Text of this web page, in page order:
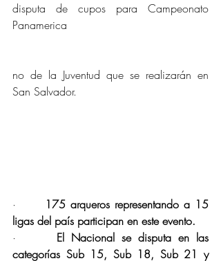
disputa de cupos para Campeonato
Panamerica
no de la Juventud que se realizarán en
San Salvador.
·
175 arqueros representando a 15
ligas del país participan en este evento.
· El Nacional se disputa en las
categorías Sub 15, Sub 18, Sub 21 y